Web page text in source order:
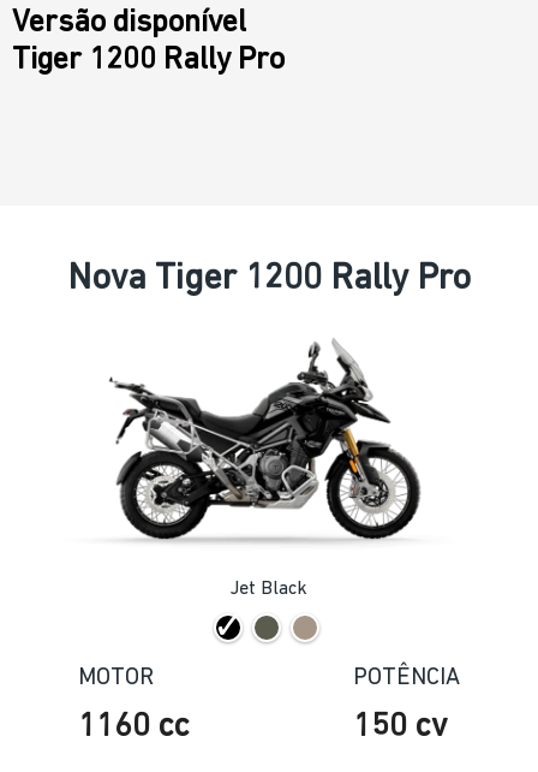
Versão disponível
Tiger 1200 Rally Pro
Nova Tiger 1200 Rally Pro
Jet Black
MOTOR
1160 cc
POTÊNCIA
150 cv